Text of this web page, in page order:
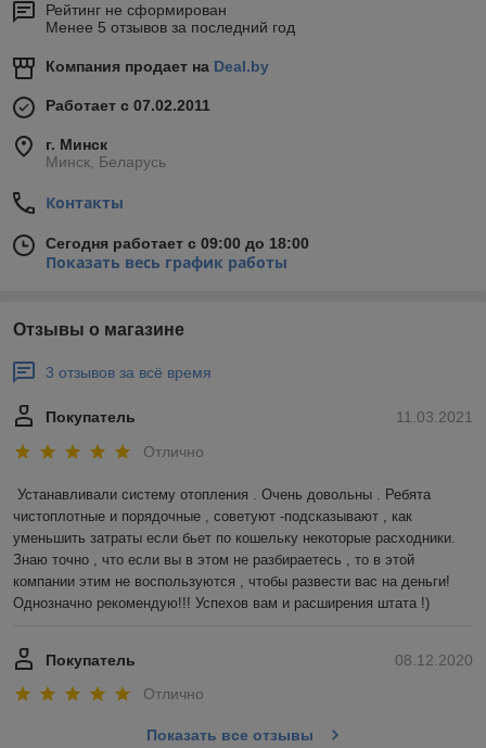
Рейтинг не сформирован
Менее 5 отзывов за последний год
Компания продает на Deal.by
Работает с 07.02.2011
г. Минск
Минск, Беларусь
Контакты
Сегодня работает с 09:00 до 18:00
Показать весь график работы
Отзывы о магазине
3 отзывов за всё время
11.03.2021
Покупатель
Отлично
Устанавливали систему отопления . Очень довольны . Ребята
чистоплотные и порядочные , советуют -подсказывают , как
уменьшить затраты если бьет по кошельку некоторые расходники.
Знаю точно , что если вы в этом не разбираетесь , то в этой
компании этим не воспользуются , чтобы развести вас на деньги!
Однозначно рекомендую!!! Успехов вам и расширения штата !)
08.12.2020
Покупатель
Отлично
Показать все отзывы